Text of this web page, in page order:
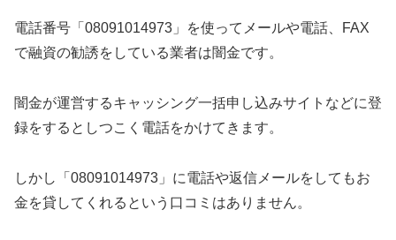
電話番号「08091014973」を使ってメールや電話、FAX
で融資の勧誘をしている業者は闇金です。
闇金が運営するキャッシング一括申し込みサイトなどに登
録をするとしつこく電話をかけてきます。
しかし「08091014973」に電話や返信メールをしてもお
金を貸してくれるという口コミはありません。